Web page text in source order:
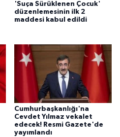
'Suça Sürüklenen Çocuk'
düzenlemesinin ilk 2
maddesi kabul edildi
Cumhurbaşkanlığı'na
Cevdet Yılmaz vekalet
edecek! Resmi Gazete'de
yayımlandı